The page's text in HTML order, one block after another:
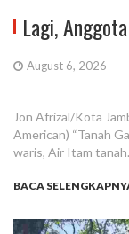
Lagi,
August 6, 2026
Jon Afrizal/Kota
American) “Tanah
waris, Air Itam
BACA